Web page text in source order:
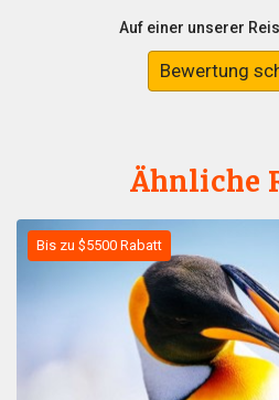
Auf einer unserer
Bewertung
Ähnliche
Bis zu $5500 Rabatt